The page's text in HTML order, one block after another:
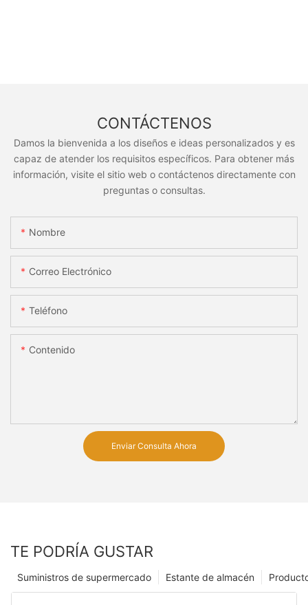
CONTÁCTENOS
Damos la bienvenida a los diseños e ideas personalizados y es
capaz de atender los requisitos específicos. Para obtener más
información, visite el sitio web o contáctenos directamente con
preguntas o consultas.
Nombre
Correo Electrónico
Teléfono
Contenido
Enviar Consulta Ahora
TE PODRÍA GUSTAR
Estante de almacén
Suministros de supermercado